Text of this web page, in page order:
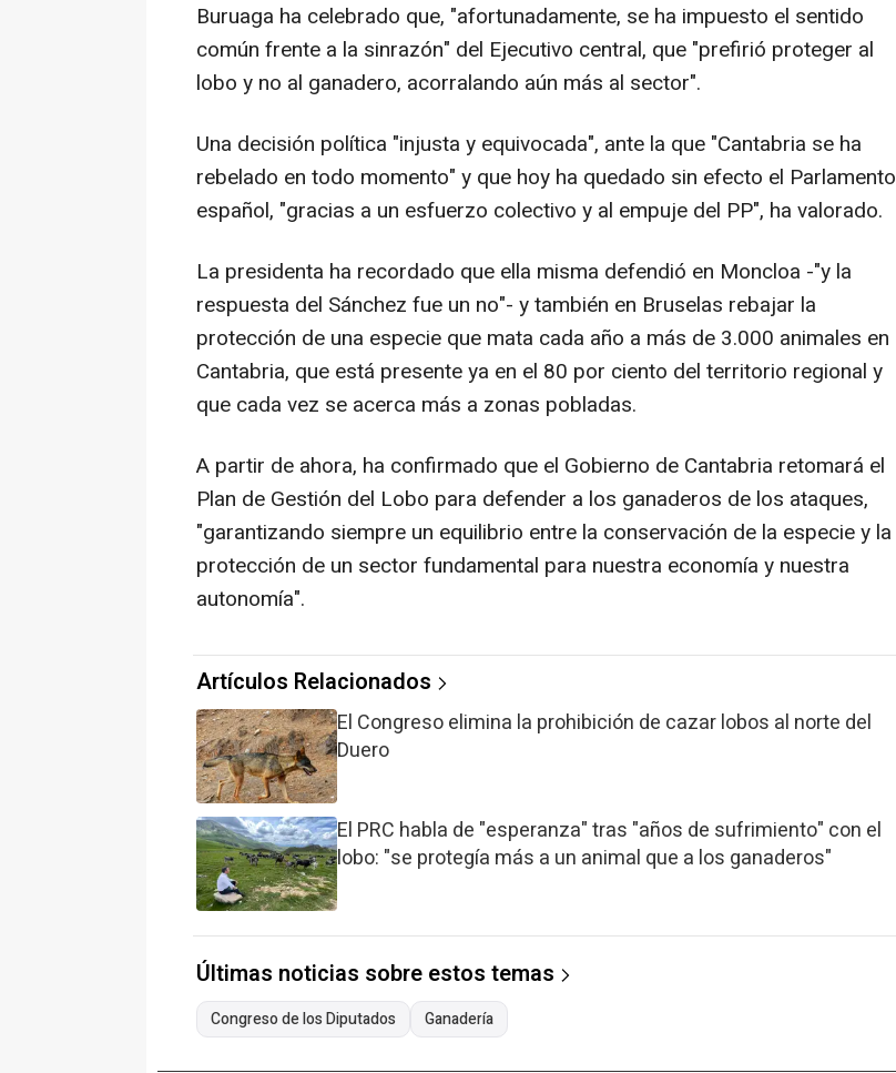
Buruaga ha celebrado que, "afortunadamente, se ha impuesto el sentido
común frente a la sinrazón" del Ejecutivo central, que "prefirió proteger al
lobo y no al ganadero, acorralando aún más al sector".
Una decisión política "injusta y equivocada", ante la que "Cantabria se ha
rebelado en todo momento" y que hoy ha quedado sin efecto el Parlamento
español, "gracias a un esfuerzo colectivo y al empuje del PP", ha valorado.
La presidenta ha recordado que ella misma defendió en Moncloa -"y la
respuesta del Sánchez fue un no"- y también en Bruselas rebajar la
protección de una especie que mata cada año a más de 3.000 animales en
Cantabria, que está presente ya en el 80 por ciento del territorio regional y
que cada vez se acerca más a zonas pobladas.
A partir de ahora, ha confirmado que el Gobierno de Cantabria retomará el
Plan de Gestión del Lobo para defender a los ganaderos de los ataques,
"garantizando siempre un equilibrio entre la conservación de la especie y la
protección de un sector fundamental para nuestra economía y nuestra
autonomía".
Artículos Relacionados
El Congreso elimina la prohibición de cazar lobos al norte del
Duero
El PRC habla de "esperanza" tras "años de sufrimiento" con el
lobo: "se protegía más a un animal que a los ganaderos"
Últimas noticias sobre estos temas
Congreso de los Diputados Ganadería